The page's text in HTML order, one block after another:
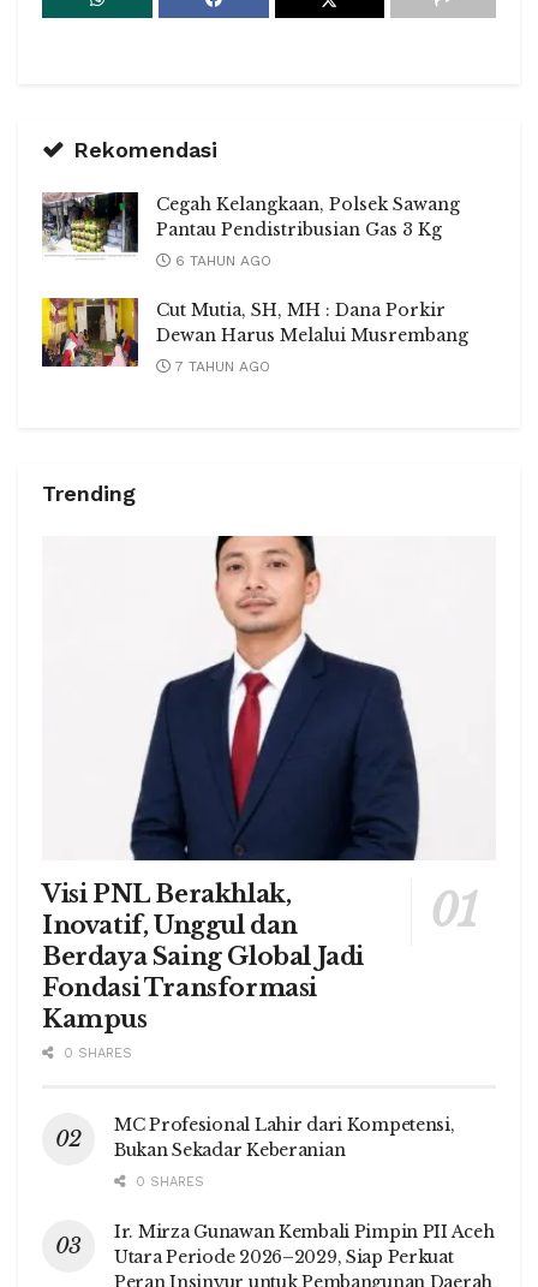
Rekomendasi
Cegah Kelangkaan, Polsek Sawang
Pantau Pendistribusian Gas 3 Kg
6 TAHUN AGO
Cut Mutia, SH, MH : Dana Porkir
Dewan Harus Melalui Musrembang
7 TAHUN AGO
Trending
Visi PNL Berakhlak,
Inovatif, Unggul dan
Berdaya Saing Global Jadi
Fondasi Transformasi
Kampus
0 SHARES
MC Profesional Lahir dari Kompetensi,
Bukan Sekadar Keberanian
0 SHARES
Ir. Mirza Gunawan Kembali Pimpin PII Aceh
Utara Periode 2026–2029, Siap Perkuat
Peran Insinyur untuk Pembangunan Daerah